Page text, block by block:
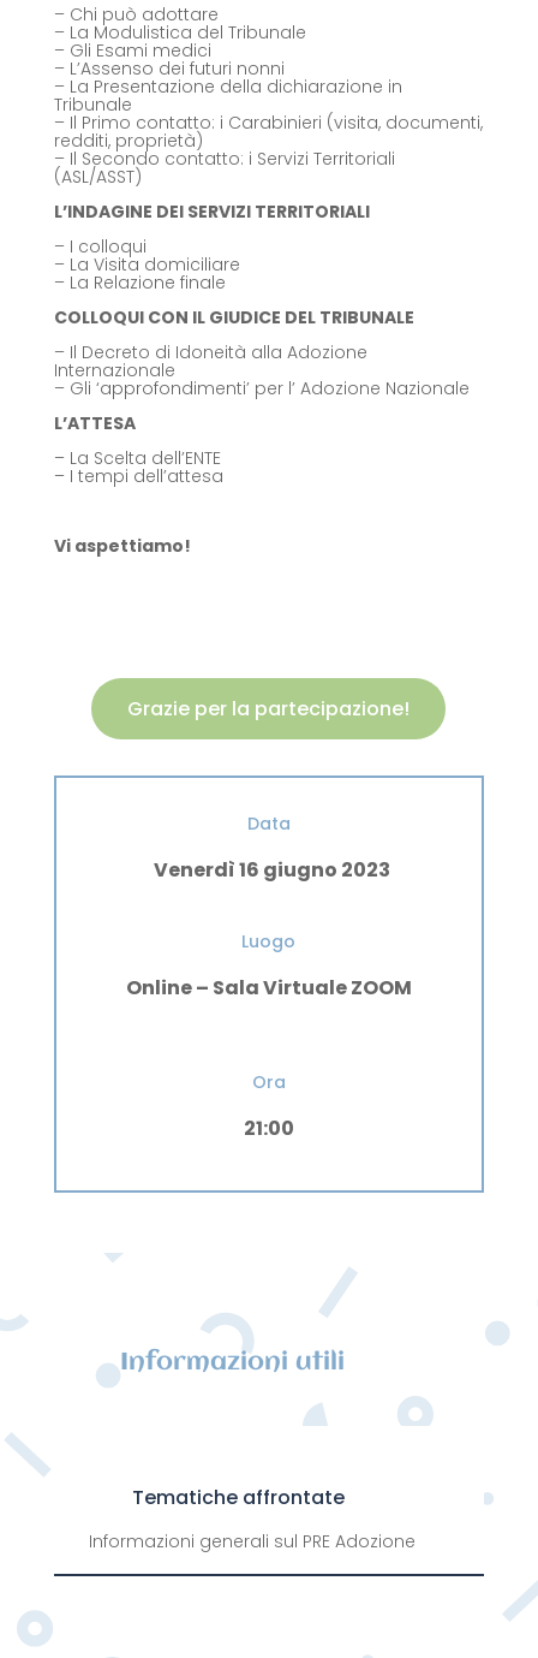
– Chi può adottare
– La Modulistica del Tribunale
– Gli Esami medici
– L’Assenso dei futuri nonni
– La Presentazione della dichiarazione in
Tribunale
– Il Primo contatto: i Carabinieri (visita, documenti,
redditi, proprietà)
– Il Secondo contatto: i Servizi Territoriali
(ASL/ASST)
L’INDAGINE DEI SERVIZI TERRITORIALI
– I colloqui
– La Visita domiciliare
– La Relazione finale
COLLOQUI CON IL GIUDICE DEL TRIBUNALE
– Il Decreto di Idoneità alla Adozione
Internazionale
– Gli ‘approfondimenti’ per l’ Adozione Nazionale
L’ATTESA
– La Scelta dell’ENTE
– I tempi dell’attesa
Vi aspettiamo!
Grazie per la partecipazione!
Data
Venerdì 16 giugno 2023
Luogo
Online – Sala Virtuale ZOOM
Ora
21:00
Informazioni utili
Tematiche affrontate
Informazioni generali sul PRE Adozione